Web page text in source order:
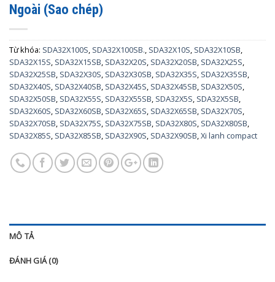
Ngoài (Sao chép)
Từ khóa: SDA32X100S, SDA32X100SB., SDA32X10S, SDA32X10SB,
SDA32X15S, SDA32X15SB, SDA32X20S, SDA32X20SB, SDA32X25S,
SDA32X25SB, SDA32X30S, SDA32X30SB, SDA32X35S, SDA32X35SB,
SDA32X40S, SDA32X40SB, SDA32X45S, SDA32X45SB, SDA32X50S,
SDA32X50SB, SDA32X55S, SDA32X55SB, SDA32X5S, SDA32X5SB,
SDA32X60S, SDA32X60SB, SDA32X65S, SDA32X65SB, SDA32X70S,
SDA32X70SB, SDA32X75S, SDA32X75SB, SDA32X80S, SDA32X80SB,
SDA32X85S, SDA32X85SB, SDA32X90S, SDA32X90SB,Xi lanh compact
MÔ TẢ
ĐÁNH GIÁ (0)